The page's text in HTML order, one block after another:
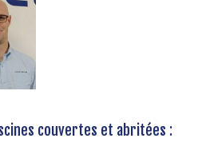
couvertes et abritées :